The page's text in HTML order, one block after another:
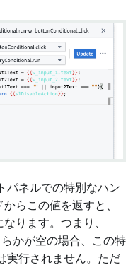
パネルでの特別なハン
らこの値を返すと、
ります。つまり、
かが空の場合、この特
実行されません。ただ